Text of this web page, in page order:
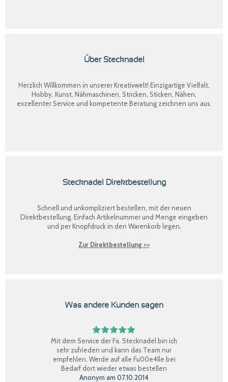
Über Stecknadel
Herzlich Willkommen in unserer Kreativwelt! Einzigartige Vielfalt,
Hobby, Kunst, Nähmaschinen, Stricken, Sticken, Nähen,
exzellenter Service und kompetente Beratung zeichnen uns aus.
Stecknadel Direktbestellung
Schnell und unkompliziert bestellen, mit der neuen
Direktbestellung . Einfach Artikelnummer und Menge eingeben
und per Knopfdruck in den Warenkorb legen.
Zur Direktbestellung >>
Was andere Kunden sagen
Mit dem Service der Fa. Stecknadel bin ich
sehr zufrieden und kann das Team nur
empfehlen. Werde auf alle Fu00e4lle bei
Bedarf dort wieder etwas bestellen
Anonym am 07.10.2014